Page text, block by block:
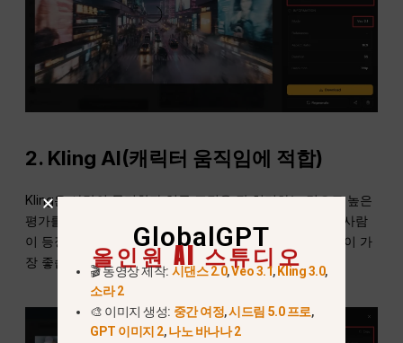
2. Kling AI(캐릭터 움직임에 적합)
Kling은 사람의 물리학과 얼굴 표정을 잘 처리하는 것으로 높은
평가를 받고 있습니다. 걷거나 말하거나 감정을 표현하는 사람
이 등장하는 동영상을 제작하는 경우 Kling을 사용하는 것이 가
장 좋습니다.
GlobalGPT
올인원 AI 스튜디오
🎬 동영상 제작: 시댄스 2.0,Veo 3.1, Kling 3.0,
소라 2
🎨 이미지 생성: 중간 여정,시드림 5.0 프로,
GPT 이미지 2,나노 바나나 2